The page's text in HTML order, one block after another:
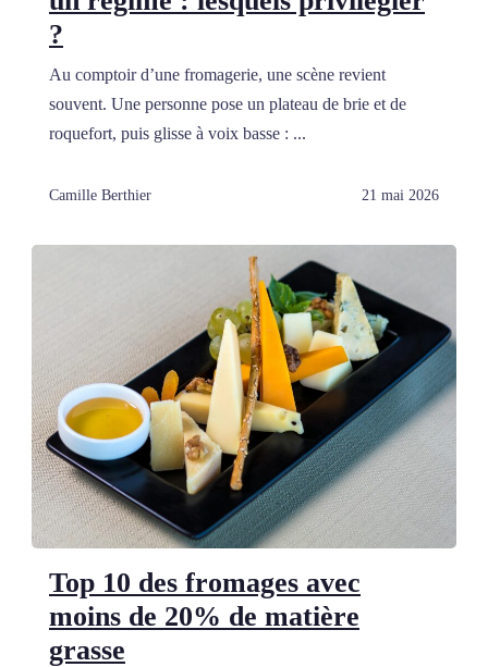
?
Au comptoir d’une fromagerie, une scène revient
souvent. Une personne pose un plateau de brie et de
roquefort, puis glisse à voix basse : ...
Camille Berthier 21 mai 2026
Top 10 des fromages avec
moins de 20% de matière
grasse